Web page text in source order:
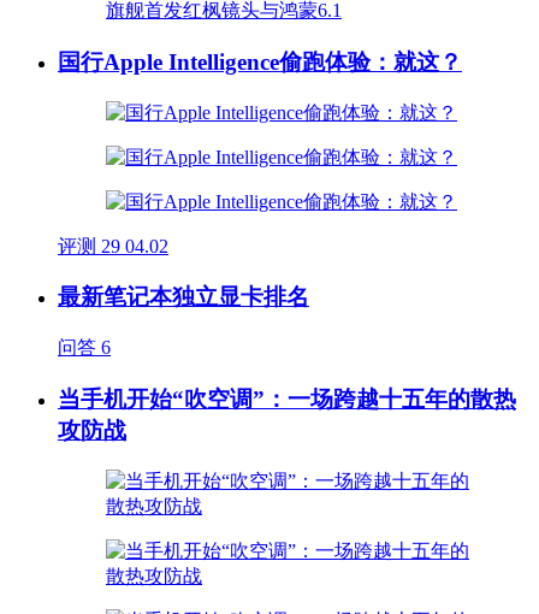
国行Apple Intelligence偷跑体验：就这？
评测 29 04.02
最新笔记本独立显卡排名
问答 6
当手机开始“吹空调”：一场跨越十五年的散热
攻防战